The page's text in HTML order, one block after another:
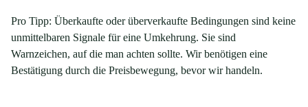
Pro Tipp: Überkaufte oder überverkaufte Bedingungen sind keine
unmittelbaren Signale für eine Umkehrung. Sie sind
Warnzeichen, auf die man achten sollte. Wir benötigen eine
Bestätigung durch die Preisbewegung, bevor wir handeln.